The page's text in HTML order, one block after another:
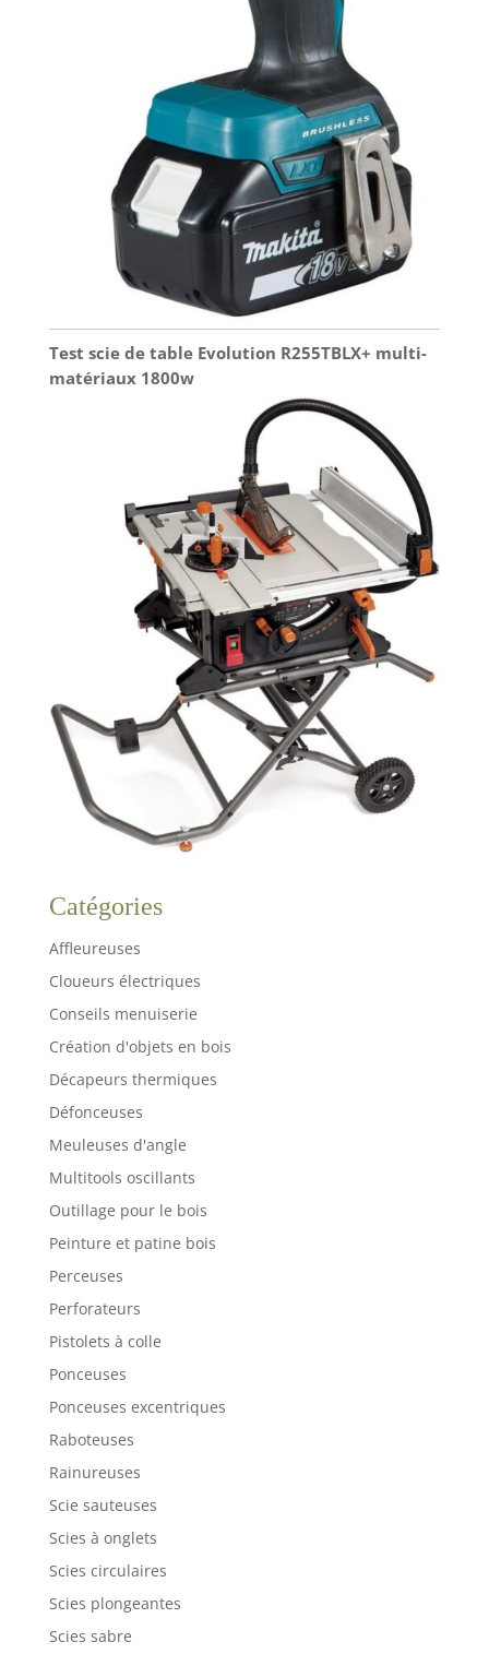
Test scie de table Evolution R255TBLX+ multi-
matériaux 1800w
Catégories
Affleureuses
Cloueurs électriques
Conseils menuiserie
Création d'objets en bois
Décapeurs thermiques
Défonceuses
Meuleuses d'angle
Multitools oscillants
Outillage pour le bois
Peinture et patine bois
Perceuses
Perforateurs
Pistolets à colle
Ponceuses
Ponceuses excentriques
Raboteuses
Rainureuses
Scie sauteuses
Scies à onglets
Scies circulaires
Scies plongeantes
Scies sabre